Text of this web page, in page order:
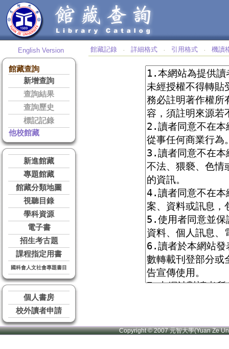
English Version
館藏查詢
新增查詢
查詢結果
查詢歷史
標記記錄
他校館藏
新進館藏
專題館藏
館藏分類地圖
視聽目錄
學科資源
電子書
招生考古題
課程指定用書
國科會人文社會專題書目
個人書房
校外讀者申請
館藏記錄 ‧ 詳細格式 ‧ 引用格式 ‧ 機讀
Copyright © 2007 元智大學(Yuan Ze